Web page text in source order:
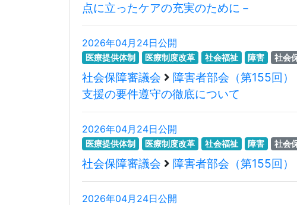
点に立ったケアの充実のために－
2026年04月24日公開
医療提供体制 医療制度改革 社会福祉 障害 社会
社会保障審議会 障害者部会（第155回）
支援の要件遵守の徹底について
2026年04月24日公開
医療提供体制 医療制度改革 社会福祉 障害 社会
社会保障審議会 障害者部会（第155回）
2026年04月24日公開